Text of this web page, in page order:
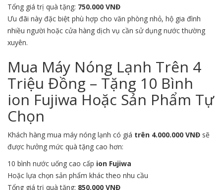
Tổng giá trị quà tặng: 750.000 VNĐ
Ưu đãi này đặc biệt phù hợp cho văn phòng nhỏ, hộ gia đình
nhiều người hoặc cửa hàng dịch vụ cần sử dụng nước thường
xuyên.
Mua Máy Nóng Lạnh Trên 4
Triệu Đồng – Tặng 10 Bình
ion Fujiwa Hoặc Sản Phẩm Tự
Chọn
Khách hàng mua máy nóng lạnh có giá trên 4.000.000 VNĐ sẽ
được hưởng mức quà tặng cao hơn:
10 bình nước uống cao cấp ion Fujiwa
Hoặc lựa chọn sản phẩm khác theo nhu cầu
Tổng giá trị quà tặng: 850.000 VNĐ